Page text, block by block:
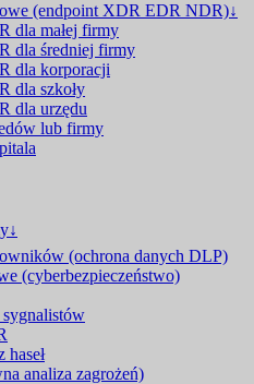
(endpoint XDR EDR NDR)↓
dla małej firmy
dla średniej firmy
dla korporacji
dla szkoły
dla urzędu
lub firmy
(ochrona danych DLP)
(cyberbezpieczeństwo)
sygnalistów
analiza zagrożeń)